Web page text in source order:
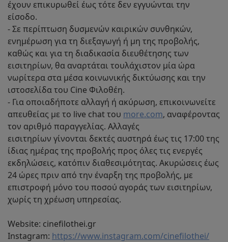
έχουν επικυρωθεί έως τότε δεν εγγυώνται την
είσοδο.
- Σε περίπτωση δυσμενών καιρικών συνθηκών,
ενημέρωση για τη διεξαγωγή ή μη της προβολής,
καθώς και για τη διαδικασία διευθέτησης των
εισιτηρίων, θα αναρτάται τουλάχιστον μία ώρα
νωρίτερα στα μέσα κοινωνικής δικτύωσης και την
ιστοσελίδα του Cine Φιλοθέη.
- Για οποιαδήποτε αλλαγή ή ακύρωση, επικοινωνείτε
απευθείας με το live chat του more.com, αναφέροντας
τον αριθμό παραγγελίας. Αλλαγές
εισιτηρίων γίνονται δεκτές αυστηρά έως τις 17:00 της
ίδιας ημέρας της προβολής προς όλες τις ενεργές
εκδηλώσεις, κατόπιν διαθεσιμότητας. Ακυρώσεις έως
24 ώρες πριν από την έναρξη της προβολής, με
επιστροφή μόνο του ποσού αγοράς των εισιτηρίων,
χωρίς τη χρέωση υπηρεσίας.
Website: cinefilothei.gr
Instagram: https://www.instagram.com/cinefilothei/